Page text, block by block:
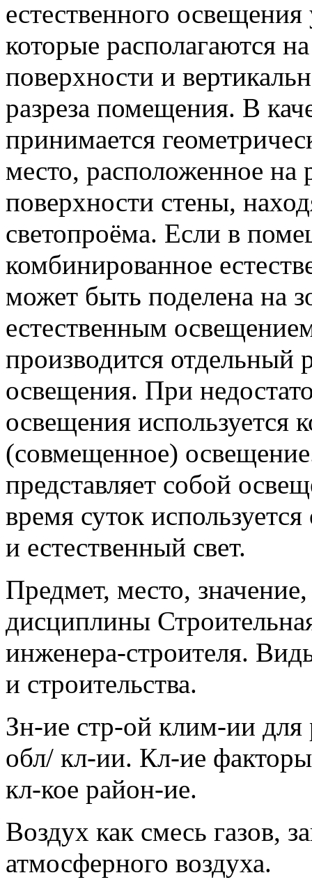
естественного освещения
которые располагаются
поверхности и
разреза помещения. В
принимается
место, расположенное на
поверхности стены,
светопроёма. Если в
комбинированное
может быть поделена на
естественным
производится отдельный
освещения. При
освещения используется
(совмещенное)
представляет собой
время суток
и естественный свет.
Предмет, место,
дисциплины
инженера-строителя.
и строительства.
Зн-ие стр-ой клим-ии
обл/ кл-ии. Кл-ие
кл-кое район-ие.
Воздух как смесь газов,
атмосферного воздуха.